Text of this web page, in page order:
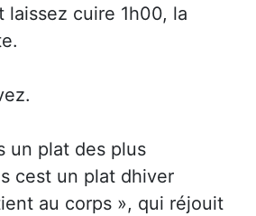
laissez cuire 1h00, la
un plat des plus
cest un plat dhiver
au corps », qui réjouit